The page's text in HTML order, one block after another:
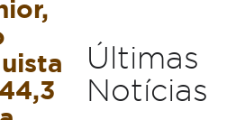
Últimas
Notícias